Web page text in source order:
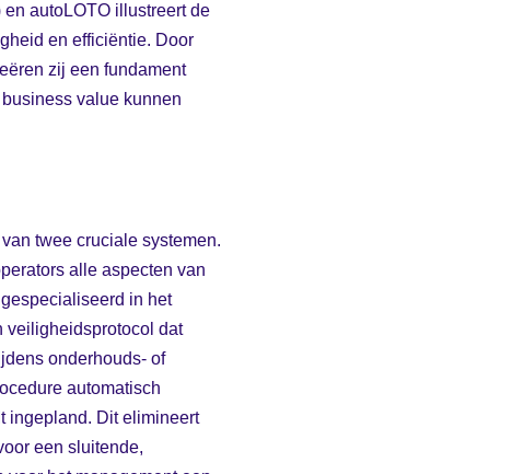
autoLOTO illustreert de
en efficiëntie. Door
zij een fundament
value kunnen
twee cruciale systemen.
alle aspecten van
in het
veiligheidsprotocol dat
onderhouds- of
automatisch
ingepland. Dit elimineert
een sluitende,